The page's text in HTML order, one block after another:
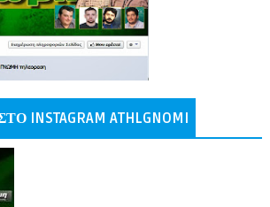
INSTAGRAM ATHLGNOMI